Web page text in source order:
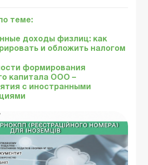
теме:
доходы физлиц: как
и обложить налогом
формирования
капитала ООО –
с иностранными